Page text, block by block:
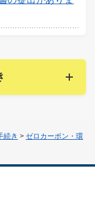
続き > ゼロカーボン・環